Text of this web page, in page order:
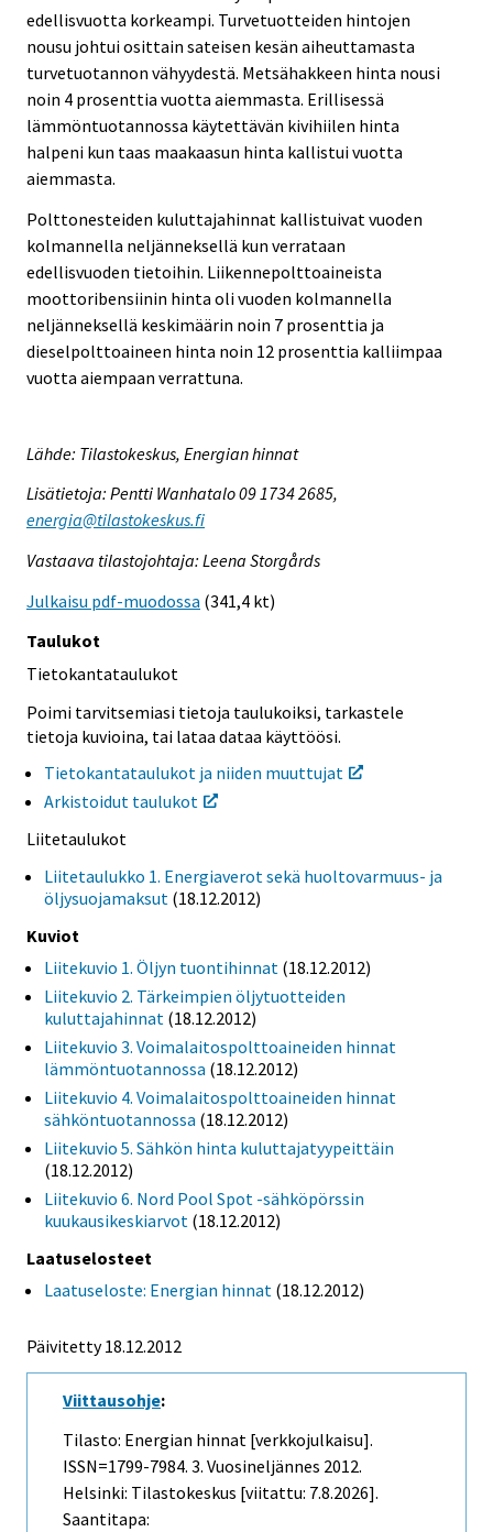
edellisvuotta korkeampi. Turvetuotteiden hintojen
nousu johtui osittain sateisen kesän aiheuttamasta
turvetuotannon vähyydestä. Metsähakkeen hinta nousi
noin 4 prosenttia vuotta aiemmasta. Erillisessä
lämmöntuotannossa käytettävän kivihiilen hinta
halpeni kun taas maakaasun hinta kallistui vuotta
aiemmasta.
Polttonesteiden kuluttajahinnat kallistuivat vuoden
kolmannella neljänneksellä kun verrataan
edellisvuoden tietoihin. Liikennepolttoaineista
moottoribensiinin hinta oli vuoden kolmannella
neljänneksellä keskimäärin noin 7 prosenttia ja
dieselpolttoaineen hinta noin 12 prosenttia kalliimpaa
vuotta aiempaan verrattuna.
Lähde: Tilastokeskus, Energian hinnat
Lisätietoja: Pentti Wanhatalo 09 1734 2685,
energia@tilastokeskus.fi
Vastaava tilastojohtaja: Leena Storgårds
Julkaisu pdf-muodossa (341,4 kt)
Taulukot
Tietokantataulukot
Poimi tarvitsemiasi tietoja taulukoiksi, tarkastele
tietoja kuvioina, tai lataa dataa käyttöösi.
Tietokantataulukot ja niiden muuttujat
Arkistoidut taulukot
Liitetaulukot
Liitetaulukko 1. Energiaverot sekä huoltovarmuus- ja
öljysuojamaksut (18.12.2012)
Kuviot
Liitekuvio 1. Öljyn tuontihinnat (18.12.2012)
Liitekuvio 2. Tärkeimpien öljytuotteiden
kuluttajahinnat (18.12.2012)
Liitekuvio 3. Voimalaitospolttoaineiden hinnat
lämmöntuotannossa (18.12.2012)
Liitekuvio 4. Voimalaitospolttoaineiden hinnat
sähköntuotannossa (18.12.2012)
Liitekuvio 5. Sähkön hinta kuluttajatyypeittäin
(18.12.2012)
Liitekuvio 6. Nord Pool Spot -sähköpörssin
kuukausikeskiarvot (18.12.2012)
Laatuselosteet
Laatuseloste: Energian hinnat (18.12.2012)
Päivitetty 18.12.2012
Viittausohje:
Tilasto: Energian hinnat [verkkojulkaisu].
ISSN=1799-7984. 3. Vuosineljännes 2012.
Helsinki: Tilastokeskus [viitattu: 7.8.2026].
Saantitapa: